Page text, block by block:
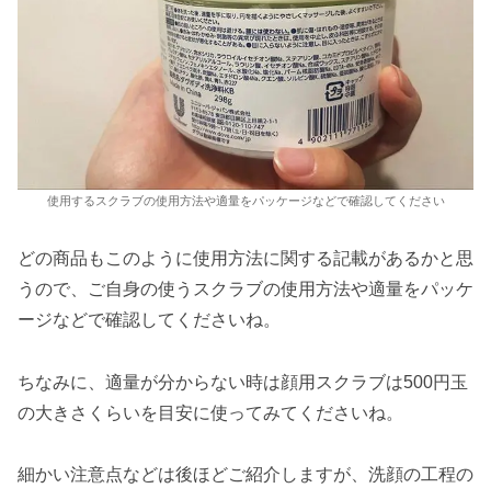
使用するスクラブの使用方法や適量をパッケージなどで確認してください
どの商品もこのように使用方法に関する記載があるかと思
うので、ご自身の使うスクラブの使用方法や適量をパッケ
ージなどで確認してくださいね。
ちなみに、適量が分からない時は顔用スクラブは500円玉
の大きさくらいを目安に使ってみてくださいね。
細かい注意点などは後ほどご紹介しますが、洗顔の工程の